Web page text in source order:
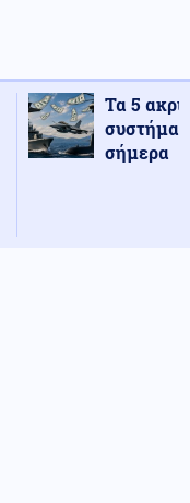
Τα 5
σήμερα